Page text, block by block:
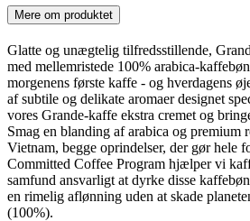
Mere om produktet
Glatte og unægtelig tilfredsstillende,
med mellemristede 100% arabica-
morgenens første kaffe - og hverdagens
af subtile og delikate aromaer designet
vores Grande-kaffe ekstra cremet og
Smag en blanding af arabica og premium
Vietnam, begge oprindelser, der gør hele
Committed Coffee Program hjælper vi
samfund ansvarligt at dyrke disse
en rimelig aflønning uden at skade
(100%).